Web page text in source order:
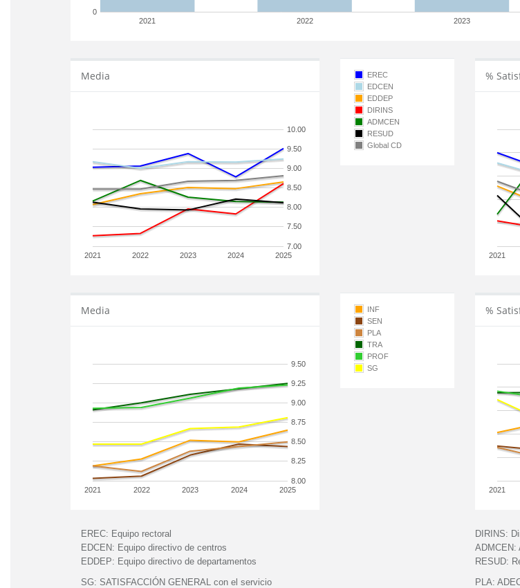
2021 2022 2023
0
Media
2021 2022 2023 2024 2025
7.00
7.50
8.00
8.50
9.00
9.50
10.00
EREC
EDCEN
EDDEP
DIRINS
ADMCEN
RESUD
Global CD
%
2021
Media
2021 2022 2023 2024 2025
8.00
8.25
8.50
8.75
9.00
9.25
9.50
INF
SEN
PLA
TRA
PROF
SG
%
2021
EREC: Equipo rectoral
EDCEN: Equipo directivo de centros
EDDEP: Equipo directivo de departamentos
DIRINS:
ADMCEN:
RESUD:
SG: SATISFACCIÓN GENERAL con el servicio
PLA: